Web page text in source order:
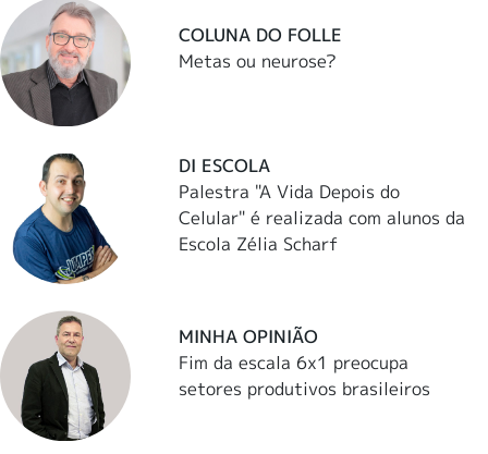
COLUNA DO FOLLE
Metas ou neurose?
DI ESCOLA
Palestra "A Vida Depois do
Celular" é realizada com alunos da
Escola Zélia Scharf
MINHA OPINIÃO
Fim da escala 6x1 preocupa
setores produtivos brasileiros